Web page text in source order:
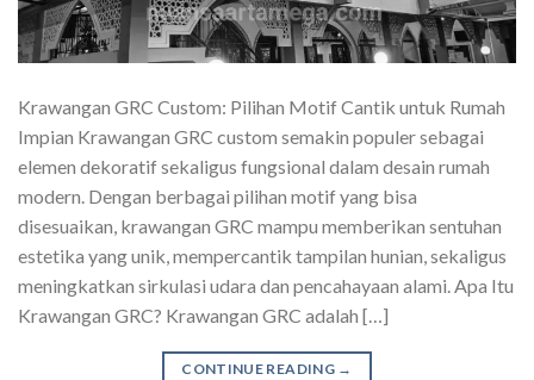
Krawangan GRC Custom: Pilihan Motif Cantik untuk Rumah
Impian Krawangan GRC custom semakin populer sebagai
elemen dekoratif sekaligus fungsional dalam desain rumah
modern. Dengan berbagai pilihan motif yang bisa
disesuaikan, krawangan GRC mampu memberikan sentuhan
estetika yang unik, mempercantik tampilan hunian, sekaligus
meningkatkan sirkulasi udara dan pencahayaan alami. Apa Itu
Krawangan GRC? Krawangan GRC adalah […]
CONTINUE READING →